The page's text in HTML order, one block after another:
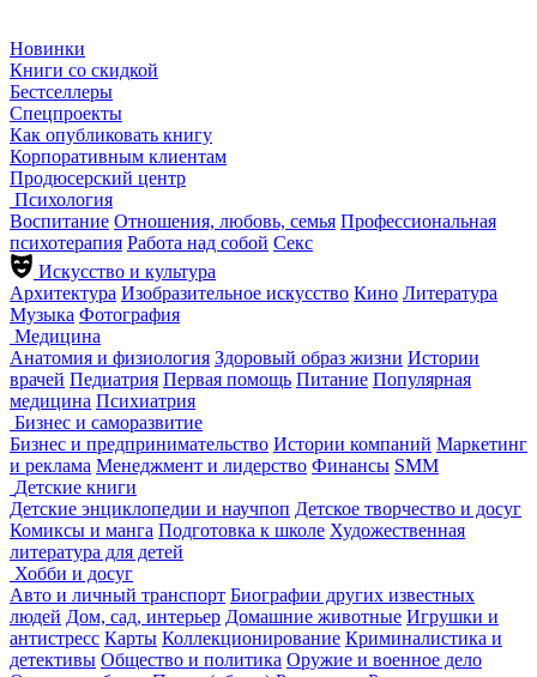
Новинки
Книги со скидкой
Бестселлеры
Спецпроекты
Как опубликовать книгу
Корпоративным клиентам
Продюсерский центр
Психология
Воспитание Отношения, любовь, семья Профессиональная
психотерапия Работа над собой Секс
Искусство и культура
Архитектура Изобразительное искусство Кино Литература
Музыка Фотография
Медицина
Анатомия и физиология Здоровый образ жизни Истории
врачей Педиатрия Первая помощь Питание Популярная
медицина Психиатрия
Бизнес и саморазвитие
Бизнес и предпринимательство Истории компаний Маркетинг
и реклама Менеджмент и лидерство Финансы SMM
Детские книги
Детские энциклопедии и научпоп Детское творчество и досуг
Комиксы и манга Подготовка к школе Художественная
литература для детей
Хобби и досуг
Авто и личный транспорт Биографии других известных
людей Дом, сад, интерьер Домашние животные Игрушки и
антистресс Карты Коллекционирование Криминалистика и
детективы Общество и политика Оружие и военное дело